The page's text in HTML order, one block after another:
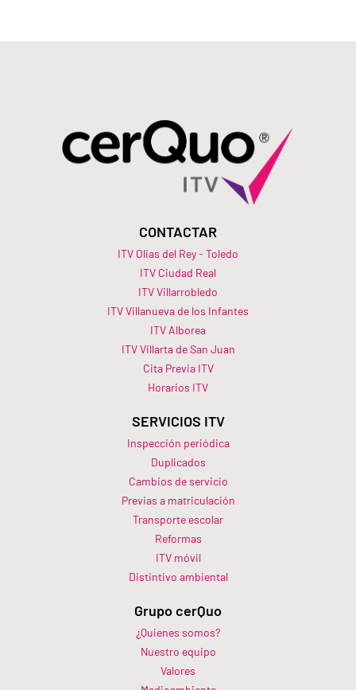
CONTACTAR
ITV Olias del Rey - Toledo
ITV Ciudad Real
ITV Villarrobledo
ITV Villanueva de los Infantes
ITV Alborea
ITV Villarta de San Juan
Cita Previa ITV
Horarios ITV​
SERVICIOS ITV
Inspección periódica
Duplicados
Cambios de servicio
Previas a matriculación
Transporte escolar
Reformas
ITV móvil
Distintivo ambiental
Grupo cerQuo
¿Quienes somos?
Nuestro equipo
Valores